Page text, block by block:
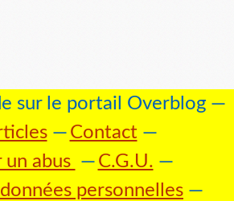
sur le portail Overblog
Contact
un abus
C.G.U.
personnelles